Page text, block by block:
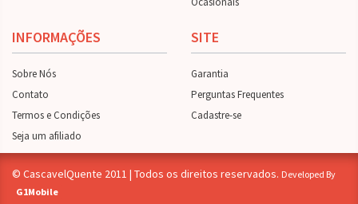
INFORMAÇÕES
Sobre Nós
Contato
Termos e Condições
Seja um afiliado
SITE
Garantia
Perguntas Frequentes
Cadastre-se
© CascavelQuente 2011 | Todos os direitos reservados. Developed By
G1Mobile